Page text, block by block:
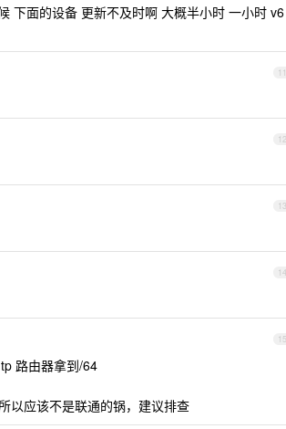
下面的设备 更新不及时啊 大概半小时 一小时 v6
11
12
13
14
15
路由器拿到/64
以应该不是联通的锅，建议排查